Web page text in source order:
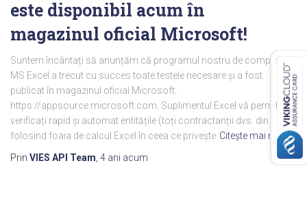
este disponibil acum în
magazinul oficial Microsoft!
Suntem încântați să anunțăm că programul nostru de completare
MS Excel a trecut cu succes toate testele necesare și a fost
publicat în magazinul oficial Microsoft:
https://appsource.microsoft.com. Suplimentul Excel vă permite să
verificați rapid și automat entitățile (toți contractanții dvs. din UE)
folosind foaia de calcul Excel în ceea ce privește Citeşte mai mult…
Prin VIES API Team 4 ani acum